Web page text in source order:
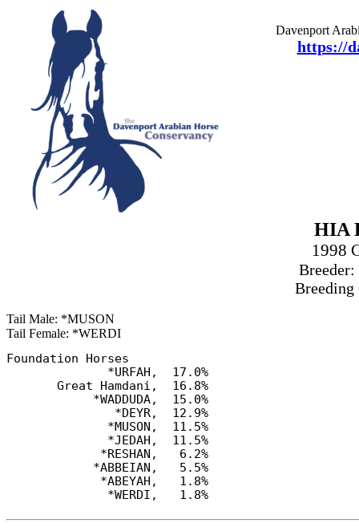
Davenport
https://
HIA
1998
Breeding
Tail Male: *MUSON
Tail Female: *WERDI
Foundation Horses
              *URFAH,  17.0%
       Great Hamdani,  16.8%
            *WADDUDA,  15.0%
               *DEYR,  12.9%
              *MUSON,  11.5%
              *JEDAH,  11.5%
             *RESHAN,   6.2%
            *ABBEIAN,   5.5%
             *ABEYAH,   1.8%